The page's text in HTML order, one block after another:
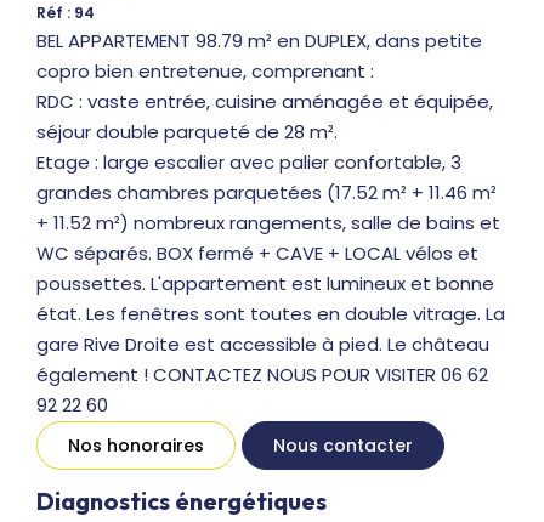
Réf : 94
BEL APPARTEMENT 98.79 m² en DUPLEX, dans petite
copro bien entretenue, comprenant :
RDC : vaste entrée, cuisine aménagée et équipée,
séjour double parqueté de 28 m².
Etage : large escalier avec palier confortable, 3
grandes chambres parquetées (17.52 m² + 11.46 m²
+ 11.52 m²) nombreux rangements, salle de bains et
WC séparés. BOX fermé + CAVE + LOCAL vélos et
poussettes. L'appartement est lumineux et bonne
état. Les fenêtres sont toutes en double vitrage. La
gare Rive Droite est accessible à pied. Le château
également ! CONTACTEZ NOUS POUR VISITER 06 62
92 22 60
Nos honoraires Nous contacter
Diagnostics énergétiques